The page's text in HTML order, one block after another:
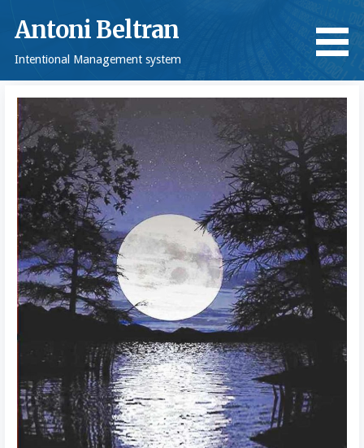
Antoni Beltran
Intentional Management system